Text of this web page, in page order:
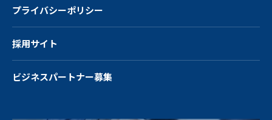
プライバシーポリシー
採用サイト
ビジネスパートナー募集